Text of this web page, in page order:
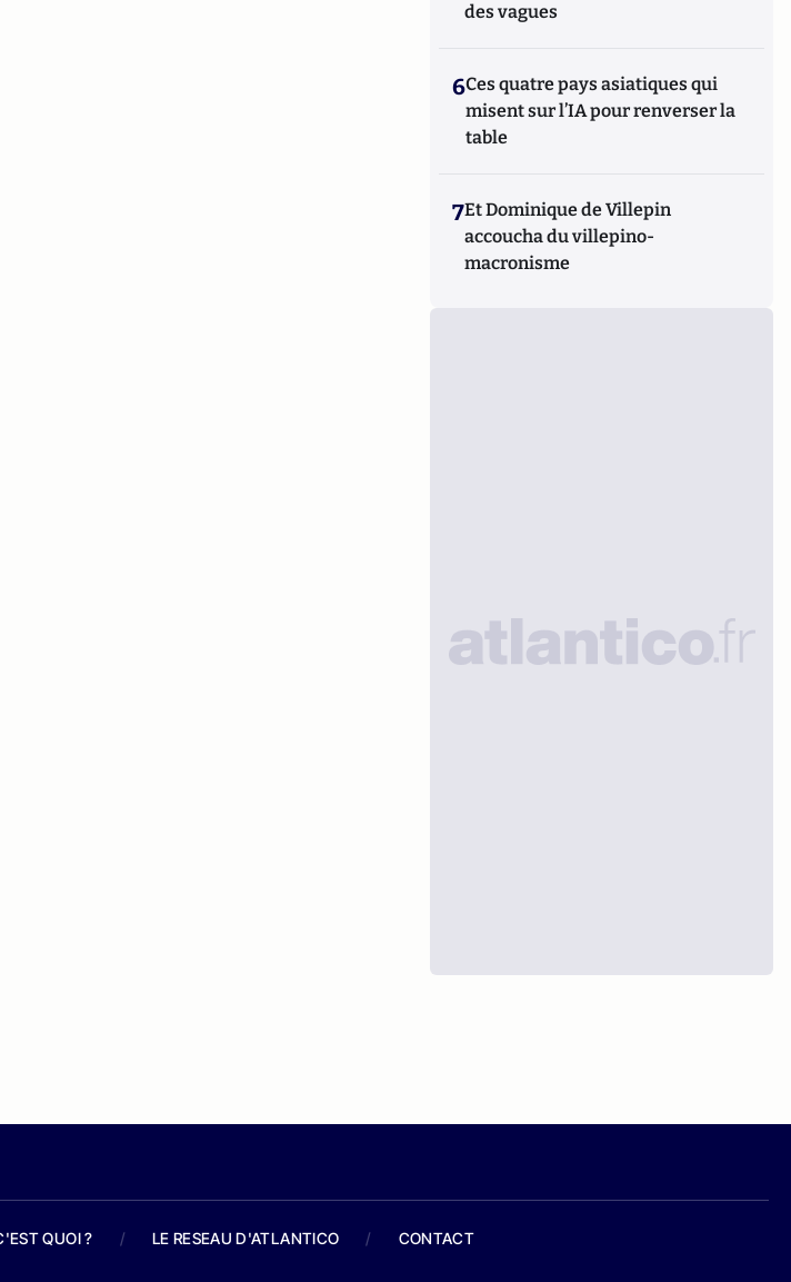
des vagues
6Ces quatre pays asiatiques qui
misent sur l’IA pour renverser la
table
7Et Dominique de Villepin
accoucha du villepino-
macronisme
QUOI ? / LE RESEAU D'ATLANTICO / CONTACT